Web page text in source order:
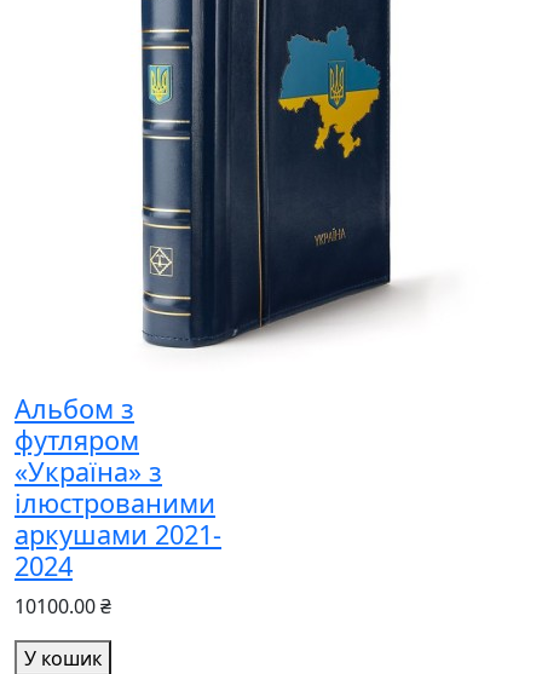
Альбом з
футляром
«Україна» з
ілюстрованими
аркушами 2021-
2024
10100.00 ₴
У кошик